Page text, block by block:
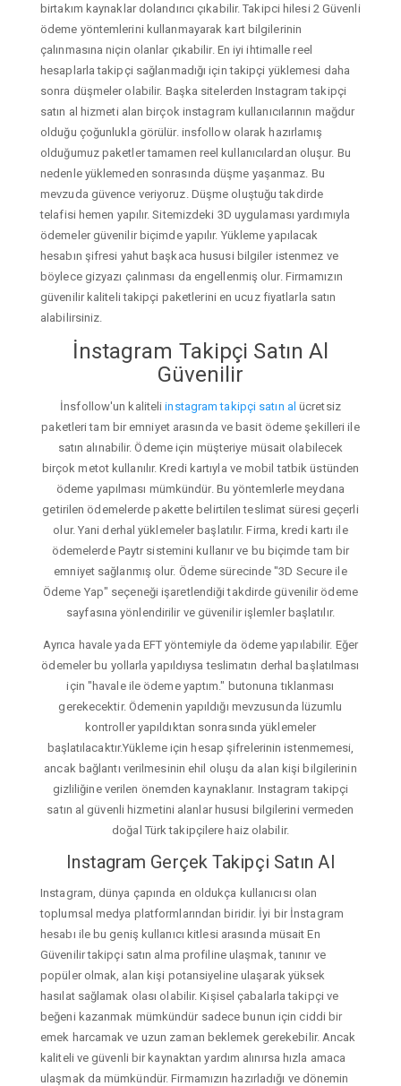
birtakım kaynaklar dolandırıcı çıkabilir. Takipci hilesi 2 Güvenli
ödeme yöntemlerini kullanmayarak kart bilgilerinin
çalınmasına niçin olanlar çıkabilir. En iyi ihtimalle reel
hesaplarla takipçi sağlanmadığı için takipçi yüklemesi daha
sonra düşmeler olabilir. Başka sitelerden Instagram takipçi
satın al hizmeti alan birçok instagram kullanıcılarının mağdur
olduğu çoğunlukla görülür. insfollow olarak hazırlamış
olduğumuz paketler tamamen reel kullanıcılardan oluşur. Bu
nedenle yüklemeden sonrasında düşme yaşanmaz. Bu
mevzuda güvence veriyoruz. Düşme oluştuğu takdirde
telafisi hemen yapılır. Sitemizdeki 3D uygulaması yardımıyla
ödemeler güvenilir biçimde yapılır. Yükleme yapılacak
hesabın şifresi yahut başkaca hususi bilgiler istenmez ve
böylece gizyazı çalınması da engellenmiş olur. Firmamızın
güvenilir kaliteli takipçi paketlerini en ucuz fiyatlarla satın
alabilirsiniz.
İnstagram Takipçi Satın Al
Güvenilir
İnsfollow'un kaliteliinstagram takipçi satın al ücretsiz
paketleri tam bir emniyet arasında ve basit ödeme şekilleri ile
satın alınabilir. Ödeme için müşteriye müsait olabilecek
birçok metot kullanılır. Kredi kartıyla ve mobil tatbik üstünden
ödeme yapılması mümkündür. Bu yöntemlerle meydana
getirilen ödemelerde pakette belirtilen teslimat süresi geçerli
olur. Yani derhal yüklemeler başlatılır. Firma, kredi kartı ile
ödemelerde Paytr sistemini kullanır ve bu biçimde tam bir
emniyet sağlanmış olur. Ödeme sürecinde "3D Secure ile
Ödeme Yap" seçeneği işaretlendiği takdirde güvenilir ödeme
sayfasına yönlendirilir ve güvenilir işlemler başlatılır.
Ayrıca havale yada EFT yöntemiyle da ödeme yapılabilir. Eğer
ödemeler bu yollarla yapıldıysa teslimatın derhal başlatılması
için "havale ile ödeme yaptım." butonuna tıklanması
gerekecektir. Ödemenin yapıldığı mevzusunda lüzumlu
kontroller yapıldıktan sonrasında yüklemeler
başlatılacaktır.Yükleme için hesap şifrelerinin istenmemesi,
ancak bağlantı verilmesinin ehil oluşu da alan kişi bilgilerinin
gizliliğine verilen önemden kaynaklanır. Instagram takipçi
satın al güvenli hizmetini alanlar hususi bilgilerini vermeden
doğal Türk takipçilere haiz olabilir.
Instagram Gerçek Takipçi Satın Al
Instagram, dünya çapında en oldukça kullanıcısı olan
toplumsal medya platformlarından biridir. İyi bir İnstagram
hesabı ile bu geniş kullanıcı kitlesi arasında müsait En
Güvenilir takipçi satın alma profiline ulaşmak, tanınır ve
popüler olmak, alan kişi potansiyeline ulaşarak yüksek
hasılat sağlamak olası olabilir. Kişisel çabalarla takipçi ve
beğeni kazanmak mümkündür sadece bunun için ciddi bir
emek harcamak ve uzun zaman beklemek gerekebilir. Ancak
kaliteli ve güvenli bir kaynaktan yardım alınırsa hızla amaca
ulaşmak da mümkündür. Firmamızın hazırladığı ve dönemin